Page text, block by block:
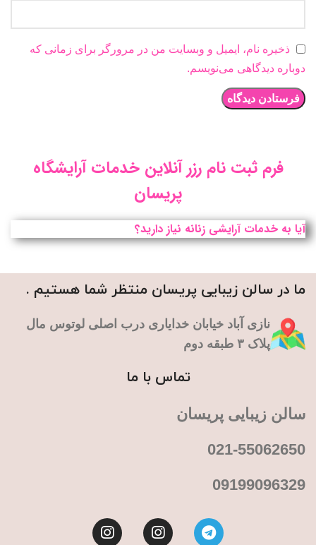
ذخیره نام، ایمیل و وبسایت من در مرورگر برای زمانی که
دوباره دیدگاهی می‌نویسم.
فرم ثبت نام رزر آنلاین خدمات آرایشگاه
پریسان
آیا به خدمات آرایشی زنانه نیاز دارید؟
ما در سالن زیبایی پریسان منتظر شما هستیم .
نازی آباد خیابان خدایاری درب اصلی لوتوس مال
پلاک ۳ طبقه دوم
تماس با ما
سالن زیبایی پریسان
021-55062650
09199096329